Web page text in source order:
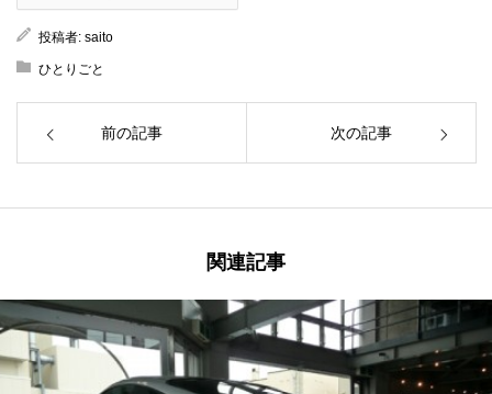
投稿者: saito
ひとりごと
前の記事 次の記事
関連記事